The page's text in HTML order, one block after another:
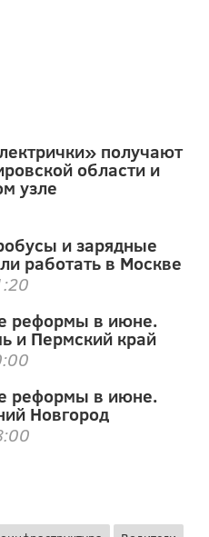
получают
области и
узле
и зарядные
работать в Москве
реформы в июне.
и Пермский край
реформы в июне.
Новгород